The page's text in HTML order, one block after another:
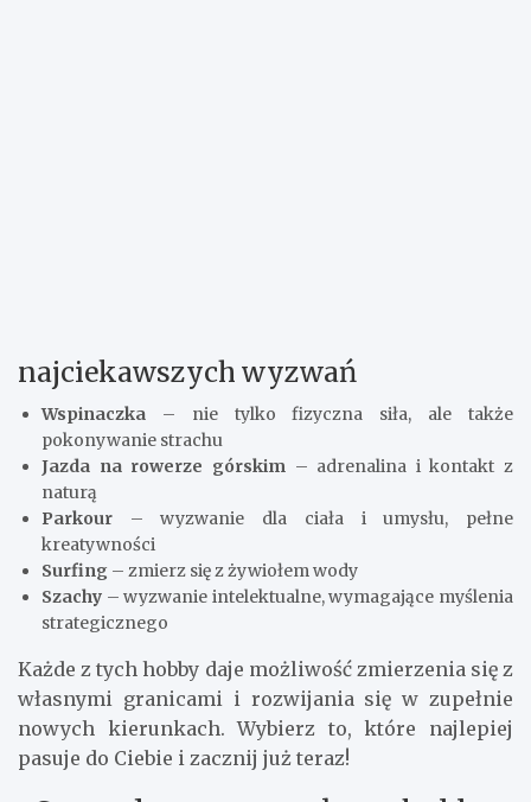
najciekawszych wyzwań
Wspinaczka– nie tylko fizyczna siła, ale także
pokonywanie strachu
Jazda na rowerze górskim
naturą
Parkour
– wyzwanie dla ciała i umysłu, pełne
kreatywności
Surfing – zmierz się z żywiołem wody
Szachy– wyzwanie intelektualne, wymagające myślenia